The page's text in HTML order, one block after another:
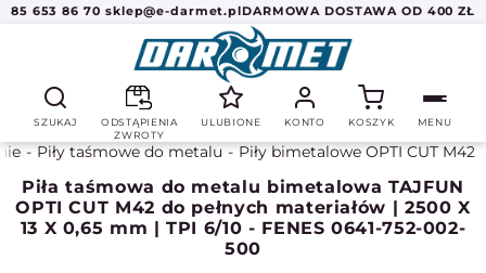
85 653 86 70 sklep@e-darmet.plDARMOWA DOSTAWA OD 400 ZŁ
SZUKAJ
ODSTĄPIENIA
ZWROTY
ULUBIONE KONTO KOSZYK MENU
Piły taśmowe do metalu Piły bimetalowe OPTI CUT M42
Piła taśmowa do metalu bimetalowa TAJFUN
OPTI CUT M42 do pełnych materiałów | 2500 X
13 X 0,65 mm | TPI 6/10 - FENES 0641-752-002-
500